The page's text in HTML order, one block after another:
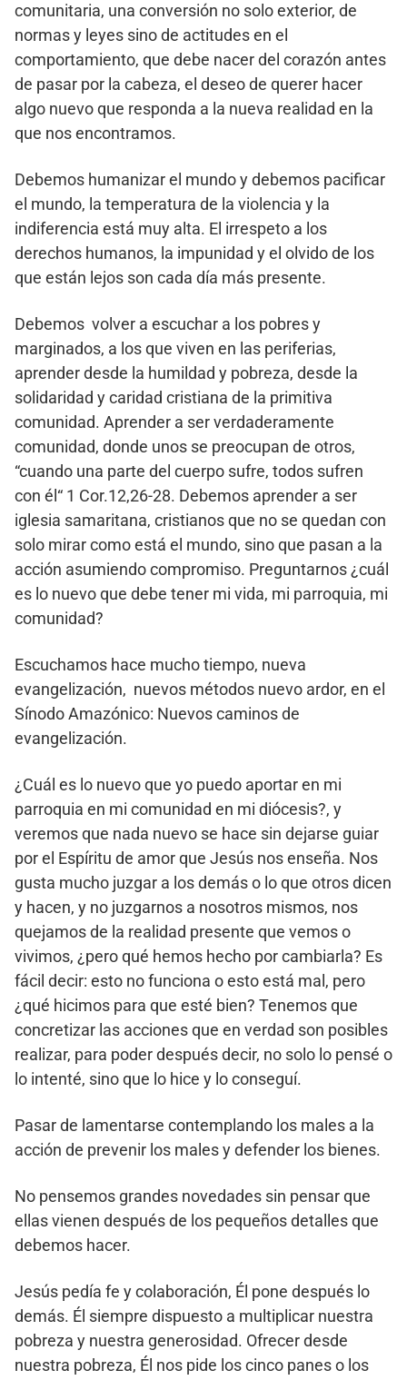
comunitaria, una conversión no solo exterior, de
normas y leyes sino de actitudes en el
comportamiento, que debe nacer del corazón antes
de pasar por la cabeza, el deseo de querer hacer
algo nuevo que responda a la nueva realidad en la
que nos encontramos.
Debemos humanizar el mundo y debemos pacificar
el mundo, la temperatura de la violencia y la
indiferencia está muy alta. El irrespeto a los
derechos humanos, la impunidad y el olvido de los
que están lejos son cada día más presente.
Debemos volver a escuchar a los pobres y
marginados, a los que viven en las periferias,
aprender desde la humildad y pobreza, desde la
solidaridad y caridad cristiana de la primitiva
comunidad. Aprender a ser verdaderamente
comunidad, donde unos se preocupan de otros,
“cuando una parte del cuerpo sufre, todos sufren
con él“ 1 Cor.12,26-28. Debemos aprender a ser
iglesia samaritana, cristianos que no se quedan con
solo mirar como está el mundo, sino que pasan a la
acción asumiendo compromiso. Preguntarnos ¿cuál
es lo nuevo que debe tener mi vida, mi parroquia, mi
comunidad?
Escuchamos hace mucho tiempo, nueva
evangelización, nuevos métodos nuevo ardor, en el
Sínodo Amazónico: Nuevos caminos de
evangelización.
¿Cuál es lo nuevo que yo puedo aportar en mi
parroquia en mi comunidad en mi diócesis?, y
veremos que nada nuevo se hace sin dejarse guiar
por el Espíritu de amor que Jesús nos enseña. Nos
gusta mucho juzgar a los demás o lo que otros dicen
y hacen, y no juzgarnos a nosotros mismos, nos
quejamos de la realidad presente que vemos o
vivimos, ¿pero qué hemos hecho por cambiarla? Es
fácil decir: esto no funciona o esto está mal, pero
¿qué hicimos para que esté bien? Tenemos que
concretizar las acciones que en verdad son posibles
realizar, para poder después decir, no solo lo pensé o
lo intenté, sino que lo hice y lo conseguí.
Pasar de lamentarse contemplando los males a la
acción de prevenir los males y defender los bienes.
No pensemos grandes novedades sin pensar que
ellas vienen después de los pequeños detalles que
debemos hacer.
Jesús pedía fe y colaboración, Él pone después lo
demás. Él siempre dispuesto a multiplicar nuestra
pobreza y nuestra generosidad. Ofrecer desde
nuestra pobreza, Él nos pide los cinco panes o los